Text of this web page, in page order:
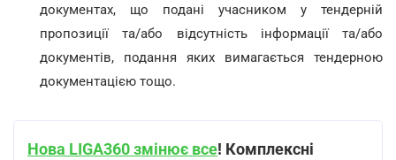
документах, що подані учасником у тендерній
пропозиції та/або відсутність інформації та/або
документів, подання яких вимагається тендерною
документацією тощо.
Нова LIGA360 змінює все! Комплексні